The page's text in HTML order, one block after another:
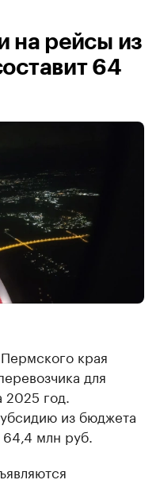
на рейсы из
64
края
для
год.
из бюджета
млн руб.